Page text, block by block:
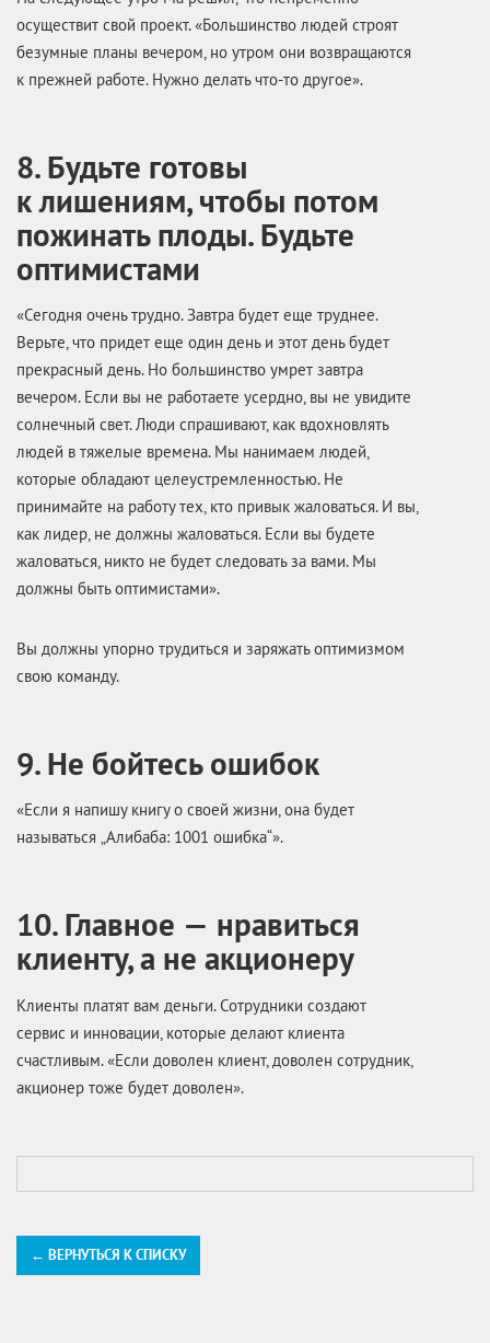
осуществит свой проект. «Большинство людей строят
безумные планы вечером, но утром они возвращаются
к прежней работе. Нужно делать что-то другое».
8. Будьте готовы
к лишениям, чтобы потом
пожинать плоды. Будьте
оптимистами
«Сегодня очень трудно. Завтра будет еще труднее.
Верьте, что придет еще один день и этот день будет
прекрасный день. Но большинство умрет завтра
вечером. Если вы не работаете усердно, вы не увидите
солнечный свет. Люди спрашивают, как вдохновлять
людей в тяжелые времена. Мы нанимаем людей,
которые обладают целеустремленностью. Не
принимайте на работу тех, кто привык жаловаться. И вы,
как лидер, не должны жаловаться. Если вы будете
жаловаться, никто не будет следовать за вами. Мы
должны быть оптимистами».
Вы должны упорно трудиться и заряжать оптимизмом
свою команду.
9. Не бойтесь ошибок
«Если я напишу книгу о своей жизни, она будет
называться „Алибаба: 1001 ошибка“».
10. Главное — нравиться
клиенту, а не акционеру
Клиенты платят вам деньги. Сотрудники создают
сервис и инновации, которые делают клиента
счастливым. «Если доволен клиент, доволен сотрудник,
акционер тоже будет доволен».
← ВЕРНУТЬСЯ К СПИСКУ